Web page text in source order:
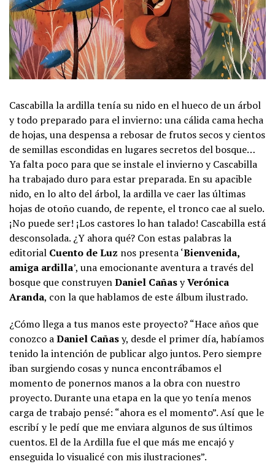
Cascabilla la ardilla tenía su nido en el hueco de un árbol
y todo preparado para el invierno: una cálida cama hecha
de hojas, una despensa a rebosar de frutos secos y cientos
de semillas escondidas en lugares secretos del bosque…
Ya falta poco para que se instale el invierno y Cascabilla
ha trabajado duro para estar preparada. En su apacible
nido, en lo alto del árbol, la ardilla ve caer las últimas
hojas de otoño cuando, de repente, el tronco cae al suelo.
¡No puede ser! ¡Los castores lo han talado! Cascabilla está
desconsolada. ¿Y ahora qué? Con estas palabras la
editorial Cuento de Luz nos presenta ‘Bienvenida,
amiga ardilla’, una emocionante aventura a través del
bosque que construyenDaniel CañasyVerónica
Aranda, con la que hablamos de este álbum ilustrado.
¿Cómo llega a tus manos este proyecto? “Hace años que
conozco aDaniel Cañasy, desde el primer día, habíamos
tenido la intención de publicar algo juntos. Pero siempre
iban surgiendo cosas y nunca encontrábamos el
momento de ponernos manos a la obra con nuestro
proyecto. Durante una etapa en la que yo tenía menos
carga de trabajo pensé: “ahora es el momento”. Así que le
escribí y le pedí que me enviara algunos de sus últimos
cuentos. El de la Ardilla fue el que más me encajó y
enseguida lo visualicé con mis ilustraciones”.